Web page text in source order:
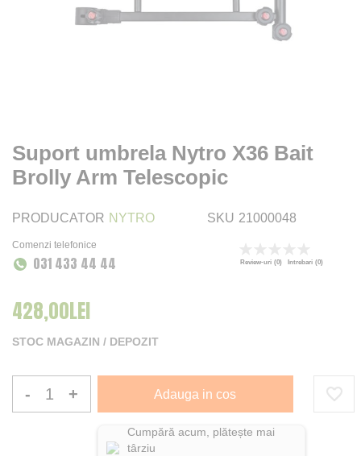
Suport umbrela Nytro X36 Bait
Brolly Arm Telescopic
PRODUCATOR NYTRO SKU 21000048
Comenzi telefonice
031 433 44 44
0
% of100
Review-uri (0) Intrebari (0)
428,00LEI
STOC MAGAZIN / DEPOZIT
- + Adauga in cos
Cumpără acum, plătește mai
târziu